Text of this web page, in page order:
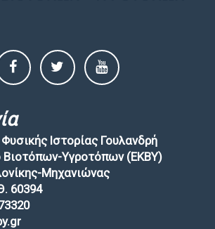
Ιστορίας Γουλανδρή
Βιοτόπων-Υγροτόπων (EKBY)
Μηχανιώνας
60394